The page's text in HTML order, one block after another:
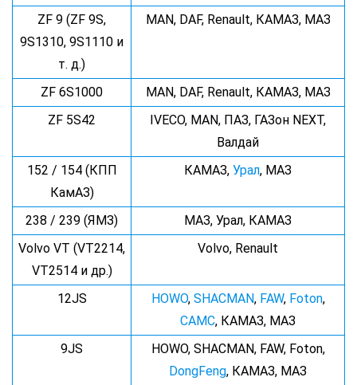
ZF 9 (ZF 9S,
9S1310, 9S1110 и
т. д.)
MAN, DAF, Renault, КАМАЗ, МАЗ
ZF 6S1000
MAN, DAF, Renault, КАМАЗ, МАЗ
ZF 5S42
IVECO, MAN, ПАЗ, ГАЗон NEXT,
Валдай
152 / 154 (КПП
КамАЗ)
КАМАЗ, Урал, МАЗ
238 / 239 (ЯМЗ)
МАЗ, Урал, КАМАЗ
Volvo VT (VT2214,
VT2514 и др.)
Volvo, Renault
12JS HOWO, SHACMAN, FAW, Foton,
CAMC, КАМАЗ, МАЗ
9JS
HOWO, SHACMAN, FAW, Foton,
DongFeng, КАМАЗ, МАЗ